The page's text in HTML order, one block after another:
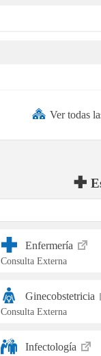
Ver todas
Enfermería
Consulta Externa
Ginecobstetricia
Consulta Externa
Infectología